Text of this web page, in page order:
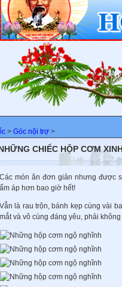
> Góc nội trợ >
CHIẾC HỘP CƠM
Các món ăn đơn giản nhưng được
ấm áp hơn bao giờ hết!
Vẫn là rau trộn, bánh kẹp cùng vài
mắt và vô cùng đáng yêu, phải